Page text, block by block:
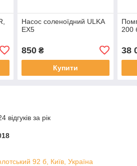
Насос соленоїдний ULKA
EX5
850₴
Купити
200
38
за рік
92 б, Київ, Україна